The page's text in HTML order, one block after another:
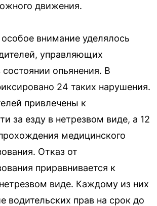
движения.
внимание уделялось
управляющих
опьянения. В
24 таких нарушения.
привлечены к
за езду в нетрезвом виде, а 12
медицинского
Отказ от
приравнивается к
виде. Каждому из них
водительских прав на срок до